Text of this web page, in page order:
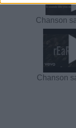
Chanson
Chanson